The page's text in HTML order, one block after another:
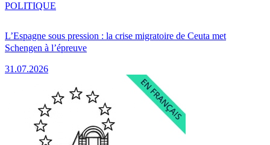
L’Espagne sous pression : la crise migratoire de Ceuta met
Schengen à l’épreuve
31.07.2026
POLITIQUE